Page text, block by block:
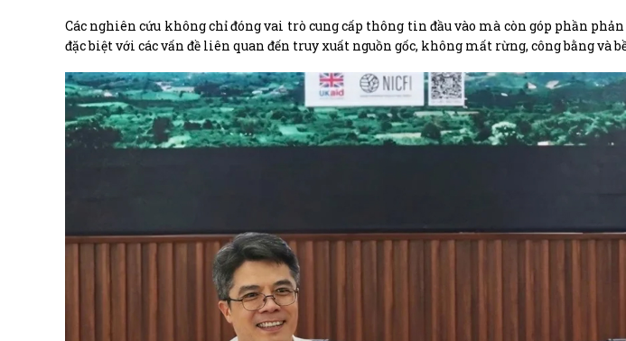
Các nghiên cứu không chỉ đóng vai trò cung cấp thông tin đầu vào mà còn góp phần
đặc biệt với các vấn đề liên quan đến truy xuất nguồn gốc, không mất rừng, công bằng và